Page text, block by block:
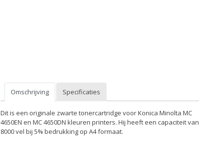
Omschrijving Specificaties
Dit is een originale zwarte tonercartridge voor Konica Minolta MC
4650EN en MC 4650DN kleuren printers. Hij heeft een capaciteit van
8000 vel bij 5% bedrukking op A4 formaat.